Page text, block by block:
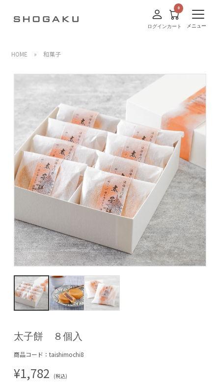
ログインカート メニュー
HOME » 和菓子
太子餅 ８個入
商品コード：taishimochi8
¥1,782 (税込)